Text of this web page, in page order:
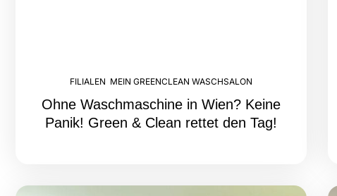
FILIALEN MEIN GREENCLEAN WASCHSALON
Ohne Waschmaschine in Wien? Keine
Panik! Green & Clean rettet den Tag!